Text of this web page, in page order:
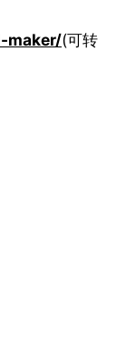
maker/(可转